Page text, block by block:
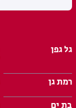
גל גפן
רמת גן
בת ים